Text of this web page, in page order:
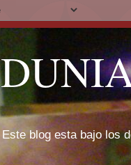
Este blog esta bajo los